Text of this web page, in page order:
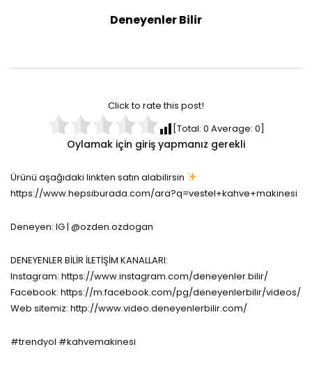
Deneyenler Bilir
Click to rate this post!
[Total: 0 Average: 0]
Oylamak için giriş yapmanız gerekli
Ürünü aşağıdaki linkten satın alabilirsin
https://www.hepsiburada.com/ara?q=vestel+kahve+makinesi
Deneyen: IG | @ozden.ozdogan
DENEYENLER BİLİR İLETİŞİM KANALLARI:
Instagram: https://www.instagram.com/deneyenler.bilir/
Facebook: https://m.facebook.com/pg/deneyenlerbilir/videos/
Web sitemiz: http://www.video.deneyenlerbilir.com/
#trendyol #kahvemakinesi